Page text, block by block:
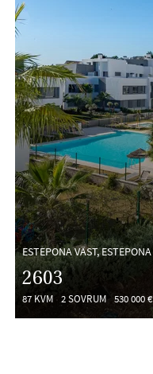
ESTEPONA VÄST, ESTEPONA
2603
87 KVM 2 SOVRUM 530 000 €